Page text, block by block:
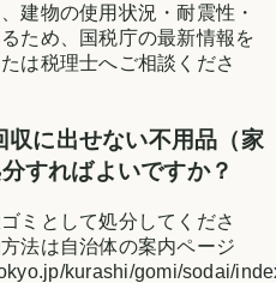
建物の使用状況・耐震性・
ため、国税庁の最新情報を
は税理士へご相談くださ
収に出せない不用品（家
すればよいですか？
ミとして処分してくださ
法は自治体の案内ページ
kurashi/gomi/sodai/